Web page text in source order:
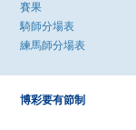
賽果
騎師分場表
練馬師分場表
博彩要有節制